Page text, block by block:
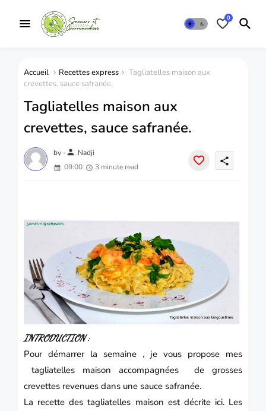
0
Accueil Recettes express
Tagliatelles maison aux
crevettes, sauce safranée.
Tagliatelles maison aux
crevettes, sauce safranée.
by -person Nadji
09:00
3 minute read
share
INTRODUCTION :
Pour démarrer la semaine , je vous propose mes
tagliatelles maison accompagnées de grosses
crevettes revenues dans une sauce safranée.
La recette des tagliatelles maison est décrite ici. Les